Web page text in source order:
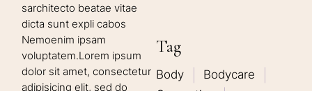
sarchitecto beatae vitae
dicta sunt expli cabos
Nemoenim ipsam
voluptatem.Lorem ipsum
dolor sit amet, consectetur
adipisicing elit, sed do
Tag
Body
Bodycare